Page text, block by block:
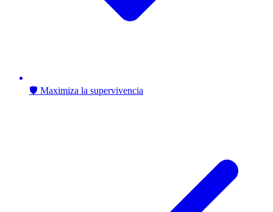
🛡️ Maximiza la supervivencia